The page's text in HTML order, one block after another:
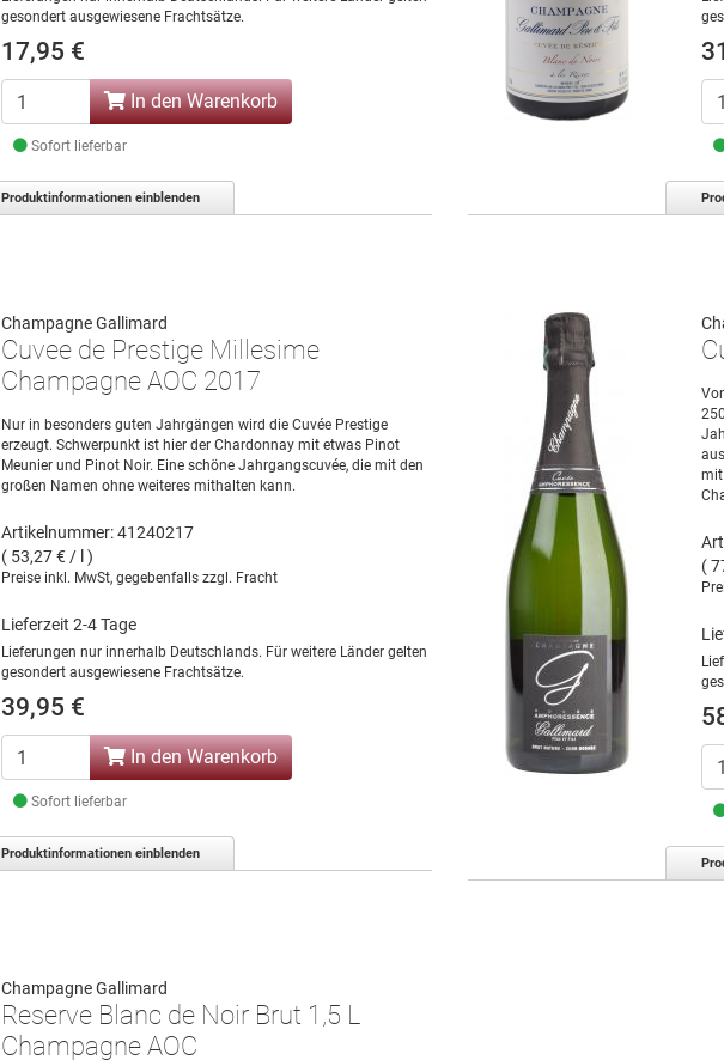
gesondert ausgewiesene Frachtsätze.
17,95 €
In den Warenkorb
Sofort lieferbar
Produktinformationen einblenden
Champagne Gallimard
Cuvee de Prestige Millesime
Champagne AOC 2017
Nur in besonders guten Jahrgängen wird die Cuvée Prestige
erzeugt. Schwerpunkt ist hier der Chardonnay mit etwas Pinot
Meunier und Pinot Noir. Eine schöne Jahrgangscuvée, die mit den
großen Namen ohne weiteres mithalten kann.
Artikelnummer: 41240217
( 53,27 € / l )
Preise inkl. MwSt, gegebenfalls zzgl. Fracht
Lieferzeit 2-4 Tage
Lieferungen nur innerhalb Deutschlands. Für weitere Länder gelten
gesondert ausgewiesene Frachtsätze.
39,95 €
In den Warenkorb
Sofort lieferbar
Produktinformationen einblenden
mit
(
Champagne Gallimard
Reserve Blanc de Noir Brut 1,5 L
Champagne AOC